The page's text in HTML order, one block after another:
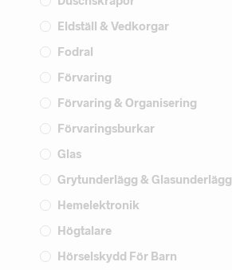
Eldställ & Vedkorgar
Fodral
Förvaring
Förvaring & Organisering
Förvaringsburkar
Glas
Grytunderlägg & Glasunderlägg
Hemelektronik
Högtalare
Hörselskydd För Barn